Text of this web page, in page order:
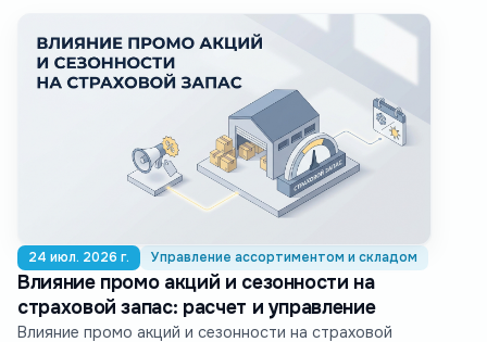
24 июл. 2026 г. Управление ассортиментом и складом
Влияние промо акций и сезонности на
страховой запас: расчет и управление
Влияние промо акций и сезонности на страховой